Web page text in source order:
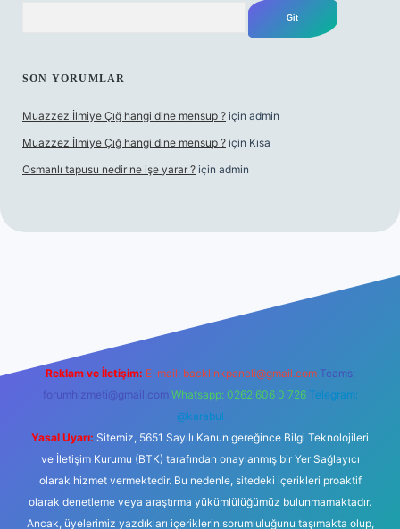
SON YORUMLAR
Muazzez İlmiye Çığ hangi dine mensup ? için admin
Muazzez İlmiye Çığ hangi dine mensup ? için Kısa
Osmanlı tapusu nedir ne işe yarar ? için admin
m elexbet
Reklam ve İletişim: E-mail: backlinkpaneli@gmail.com Teams:
forumhizmeti@gmail.com Whatsapp: 0262 606 0 726 Telegram:
@karabul
Yasal Uyarı: Sitemiz, 5651 Sayılı Kanun gereğince Bilgi Teknolojileri
ve İletişim Kurumu (BTK) tarafından onaylanmış bir Yer Sağlayıcı
olarak hizmet vermektedir. Bu nedenle, sitedeki içerikleri proaktif
olarak denetleme veya araştırma yükümlülüğümüz bulunmamaktadır.
Ancak, üyelerimiz yazdıkları içeriklerin sorumluluğunu taşımakta olup,